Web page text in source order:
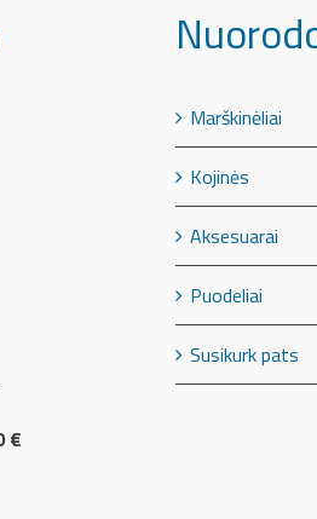
€
Marškinėliai
Kojinės
Aksesuarai
Puodeliai
Susikurk pats